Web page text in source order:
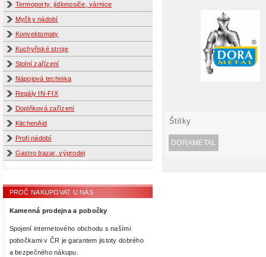
Termoporty, jídlonosiče, várnice
Myčky nádobí
Konvektomaty
Kuchyňské stroje
Stolní zařízení
Nápojová technika
Regály IN-FIX
Doplňková zařízení
KitchenAid
Profi nádobí
Gastro bazar, výprodej
PROČ NAKUPOVAT U NÁS
Kamenná prodejna a pobočky
Spojení internetového obchodu s našími
pobočkami v ČR je garantem jistoty dobrého
a bezpečného nákupu.
Štítky
DORAMETAL